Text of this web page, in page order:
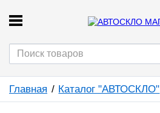
Главная Каталог "АВТОСКЛО"